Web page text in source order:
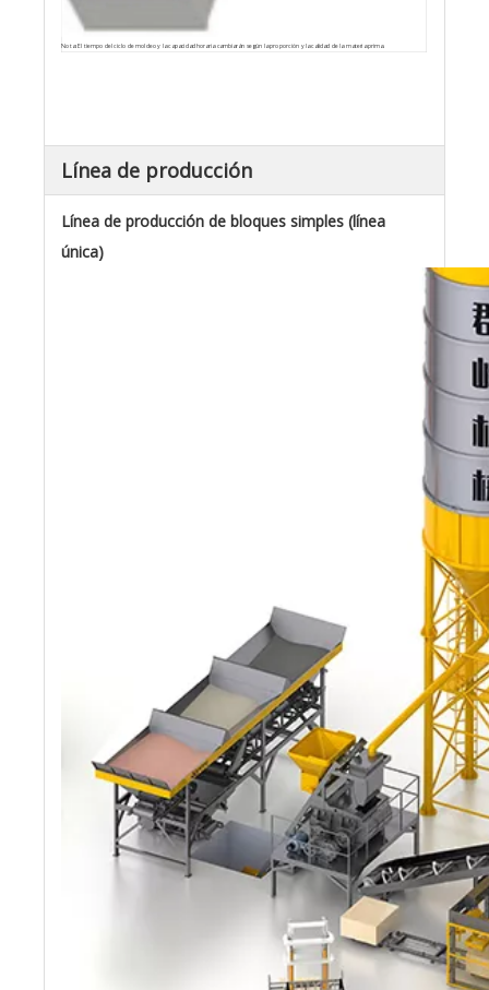
Nota: El tiempo del ciclo de moldeo y la capacidad horaria cambiarán según la proporción y la calidad de la materia prima.
Línea de producción
Línea de producción de bloques simples (línea
única)